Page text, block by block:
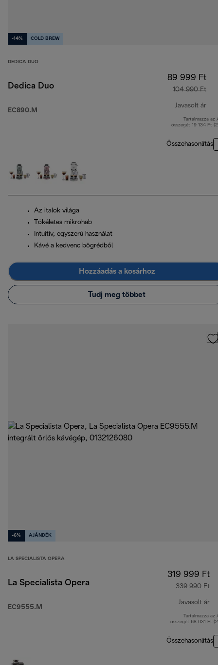
-14% COLD BREW
DEDICA DUO
Dedica Duo
EC890.M
89 999 Ft
104 990 Ft
Javasolt ár
Tartalmazza az
összegét 19 134 Ft
Összehasonlítás
Az italok világa
Tökéletes mikrohab
Intuitív, egyszerű használat
Kávé a kedvenc bögrédből
Hozzáadás a kosárhoz
Tudj meg többet
-6% AJÁNDÉK
LA SPECIALISTA OPERA
La Specialista Opera
EC9555.M
319 999 Ft
339 990 Ft
Javasolt ár
Tartalmazza az
összegét 68 031 Ft
Összehasonlítás